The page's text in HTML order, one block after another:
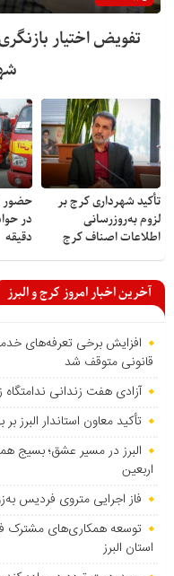
تفویض اختیار
تأکید شهرداری کرج بر
لزوم به‌روزرسانی
اطلاعات اصناف کرج
حضور
دقیقه
آخرین اخبار امروز کرج و البرز
افزایش برخی تعرفه‌های
قانونی متوقف شد
آزادی هفت زندانی
تأکید معاون استاندار
البرز در مسیر عشق؛ بسیج
اربعین
فاز اجرایی متروی فردیس
توسعه همکاری‌های مشترک
استان البرز